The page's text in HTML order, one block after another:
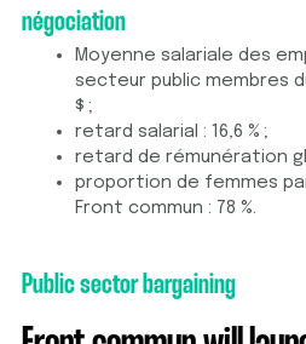
négociation
Moyenne salariale des
secteur public membres
$ ;
retard salarial : 16,6 % ;
retard de rémunération
proportion de femmes
Front commun : 78 %.
Public sector bargaining